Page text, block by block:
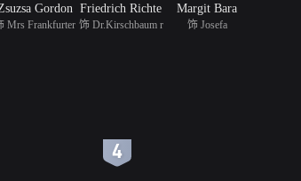
Gordon
Mrs Frankfurter
Friedrich Richte
饰 Dr.Kirschbaum r
Margit Bara
饰 Josefa